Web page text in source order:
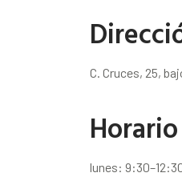
C. Cruces, 25,
Horario
lunes: